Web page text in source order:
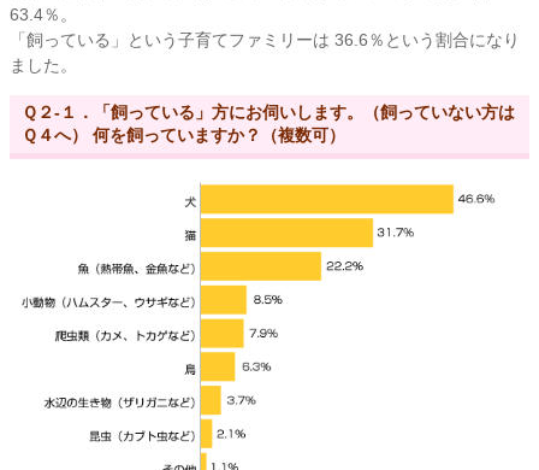
63.4％。
「飼っている」という子育てファミリーは 36.6％という割合になり
ました。
Ｑ２-１．「飼っている」方にお伺いします。（飼っていない方は
Ｑ４へ） 何を飼っていますか？（複数可）